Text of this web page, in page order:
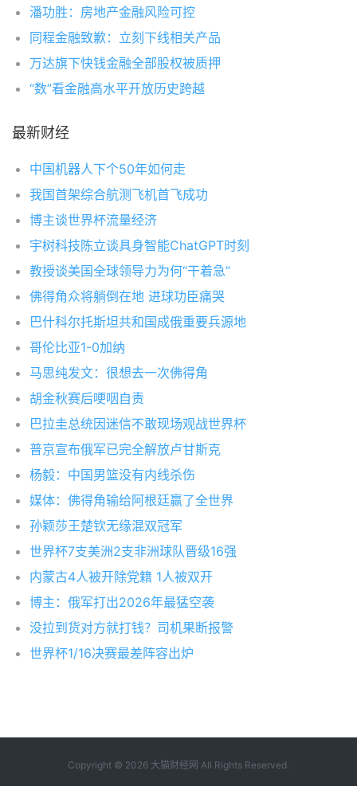
潘功胜：房地产金融风险可控
同程金融致歉：立刻下线相关产品
万达旗下快钱金融全部股权被质押
“数”看金融高水平开放历史跨越
最新财经
中国机器人下个50年如何走
我国首架综合航测飞机首飞成功
博主谈世界杯流量经济
宇树科技陈立谈具身智能ChatGPT时刻
教授谈美国全球领导力为何“干着急”
佛得角众将躺倒在地 进球功臣痛哭
巴什科尔托斯坦共和国成俄重要兵源地
哥伦比亚1-0加纳
马思纯发文：很想去一次佛得角
胡金秋赛后哽咽自责
巴拉圭总统因迷信不敢现场观战世界杯
普京宣布俄军已完全解放卢甘斯克
杨毅：中国男篮没有内线杀伤
媒体：佛得角输给阿根廷赢了全世界
孙颖莎王楚钦无缘混双冠军
世界杯7支美洲2支非洲球队晋级16强
内蒙古4人被开除党籍 1人被双开
博主：俄军打出2026年最猛空袭
没拉到货对方就打钱？司机果断报警
世界杯1/16决赛最差阵容出炉
Copyright © 2026 大猫财经网 All Rights Reserved.